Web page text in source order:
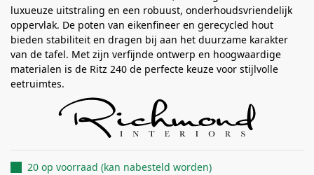
luxueuze uitstraling en een robuust, onderhoudsvriendelijk
oppervlak. De poten van eikenfineer en gerecycled hout
bieden stabiliteit en dragen bij aan het duurzame karakter
van de tafel. Met zijn verfijnde ontwerp en hoogwaardige
materialen is de Ritz 240 de perfecte keuze voor stijlvolle
eetruimtes.
20 op voorraad (kan nabesteld worden)